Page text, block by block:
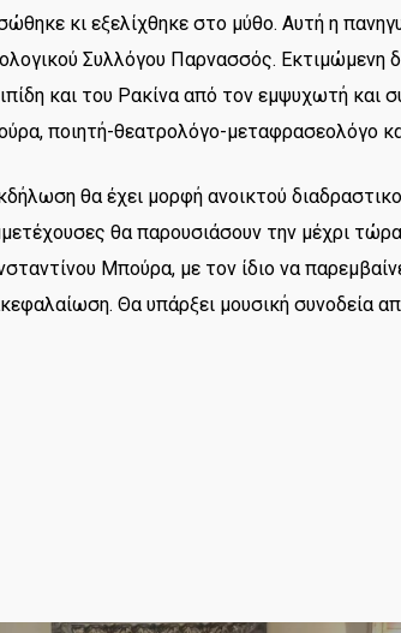
κι εξελίχθηκε στο μύθο. Αυτή η
Συλλόγου Παρνασσός. Εκτιμώμενη
και του Ρακίνα από τον εμψυχωτή και
ποιητή-θεατρολόγο-μεταφρασεολόγο
θα έχει μορφή ανοικτού
θα παρουσιάσουν την μέχρι
Μπούρα, με τον ίδιο να
Θα υπάρξει μουσική συνοδεία